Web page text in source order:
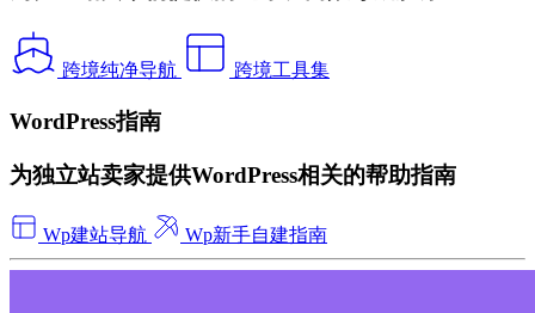
跨境纯净导航 跨境工具集
WordPress指南
为独立站卖家提供WordPress相关的帮助指南
Wp建站导航 Wp新手自建指南